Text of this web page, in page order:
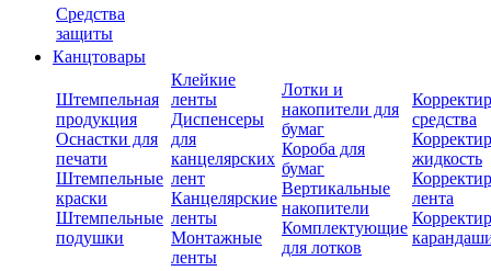
Средства
защиты
Канцтовары
Штемпельная
продукция
Оснастки для
печати
Штемпельные
краски
Штемпельные
подушки
Клейкие
ленты
Диспенсеры
для
канцелярских
лент
Канцелярские
ленты
Монтажные
ленты
Лотки и
накопители для
бумаг
Короба для
бумаг
Вертикальные
накопители
Комплектующие
для лотков
средства
жидкость
лента